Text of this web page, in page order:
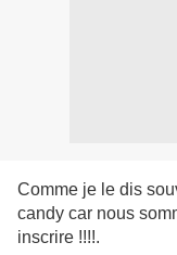
Comme je le dis
candy car nous
inscrire !!!!.